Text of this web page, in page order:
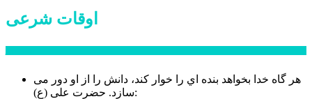
اوقات شرعی
هر گاه خدا بخواهد بنده اي را خوار كند، دانش را از او دور می
سازد.حضرت علی (ع):